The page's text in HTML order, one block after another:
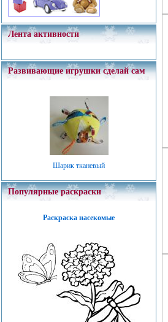
Лента активности
Развивающие игрушки сделай сам
Шарик тканевый
Популярные раскраски
Раскраска насекомые